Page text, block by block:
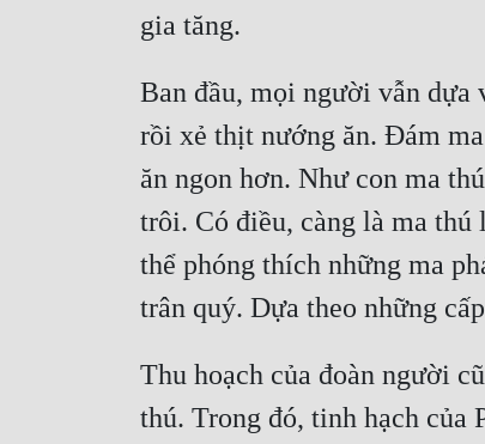
gia tăng.
Ban đầu, mọi người vẫn dựa
rồi xẻ thịt nướng ăn. Đám
ăn ngon hơn. Như con ma
trôi. Có điều, càng là ma
thể phóng thích những ma
trân quý. Dựa theo những
Thu hoạch của đoàn người
thú. Trong đó, tinh hạch của